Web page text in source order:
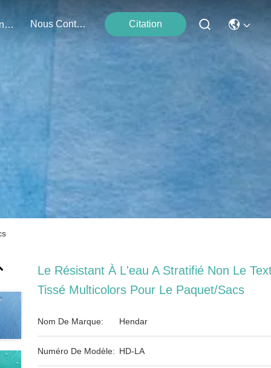
Événements Nous Contacter Citation
Le Résistant À L'eau A Stratifié Non Le
Tissé Multicolors Pour Le Paquet/sacs
Nom De Marque: Hendar
Numéro De Modèle: HD-LA